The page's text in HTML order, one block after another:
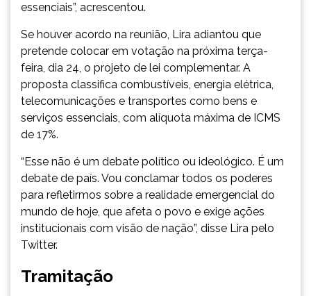
essenciais”, acrescentou.
Se houver acordo na reunião, Lira adiantou que
pretende colocar em votação na próxima terça-
feira, dia 24, o projeto de lei complementar. A
proposta classifica combustíveis, energia elétrica,
telecomunicações e transportes como bens e
serviços essenciais, com alíquota máxima de ICMS
de 17%.
“Esse não é um debate político ou ideológico. É um
debate de país. Vou conclamar todos os poderes
para refletirmos sobre a realidade emergencial do
mundo de hoje, que afeta o povo e exige ações
institucionais com visão de nação”, disse Lira pelo
Twitter.
Tramitação